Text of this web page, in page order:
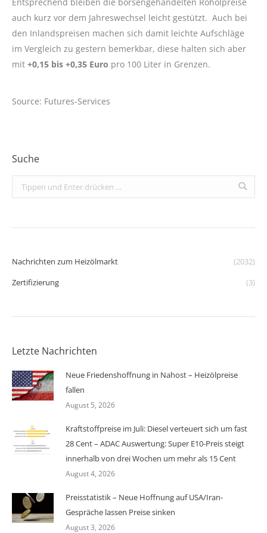
auch kurz vor dem Jahreswechsel leicht gestützt. Auch bei
den Inlandspreisen machen sich damit leichte Aufschläge
im Vergleich zu gestern bemerkbar, diese halten sich aber
mit +0,15 bis +0,35 Euro pro 100 Liter in Grenzen.
Source: Futures-Services
Suche
Search:
Nachrichten zum Heizölmarkt
(2032)
Zertifizierung
(3)
Letzte Nachrichten
Neue Friedenshoffnung in Nahost – Heizölpreise
fallen
August 5, 2026
Kraftstoffpreise im Juli: Diesel verteuert sich um fast
28 Cent – ADAC Auswertung: Super E10-Preis steigt
innerhalb von drei Wochen um mehr als 15 Cent
August 4, 2026
Preisstatistik – Neue Hoffnung auf USA/Iran-
Gespräche lassen Preise sinken
August 3, 2026